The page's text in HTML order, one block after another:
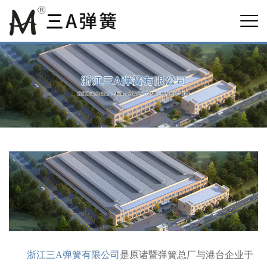
浙江三A弹簧有限公司 是原诸暨弹簧总厂与港台企业于